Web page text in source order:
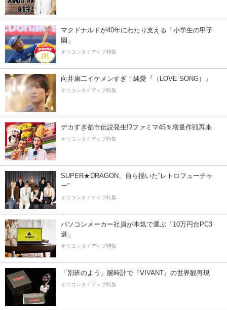
マクドナルドが40年にわたり支える「小学生の甲子
園」
オリコンタイアップ特集
向井康二イケメンすぎ！純愛『（LOVE SONG）』
オリコンタイアップ特集
デカすぎ都市伝説発生!?ファミマ45％増量作戦再来
オリコンタイアップ特集
SUPER★DRAGON、自ら描いた”レトロフューチャ
ー”
オリコンタイアップ特集
パソコンメーカー社員が本気で選ぶ「10万円台PC3
選」
オリコンタイアップ特集
「別班のよう」腕時計で『VIVANT』の世界観再現
オリコンタイアップ特集